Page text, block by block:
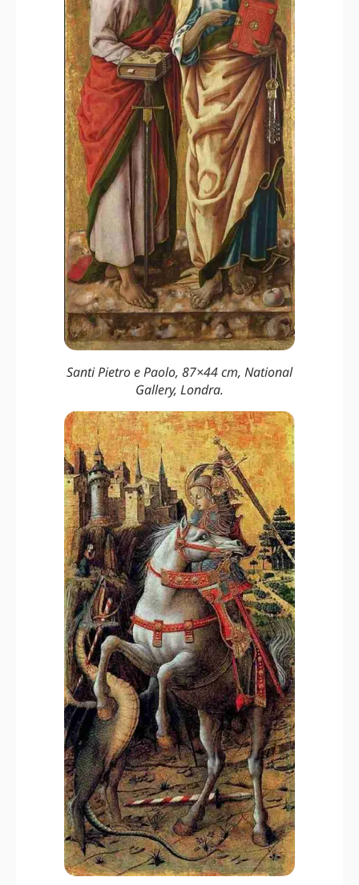
Santi Pietro e Paolo, 87×44 cm, National
Gallery, Londra.